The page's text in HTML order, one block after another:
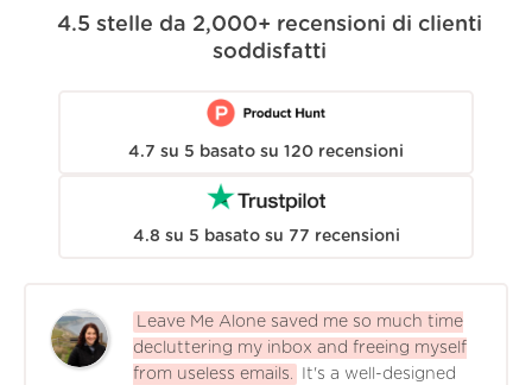
4.5 stelle da 2,000+ recensioni di clienti
soddisfatti
4.7 su 5 basato su 120 recensioni
4.8 su 5 basato su 77 recensioni
Leave Me Alone saved me so much time
decluttering my inbox and freeing myself
from useless emails.
It's a well-designed